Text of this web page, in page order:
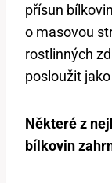
přísun
o masovou
rostlinných
posloužit
Některé z
bílkovin